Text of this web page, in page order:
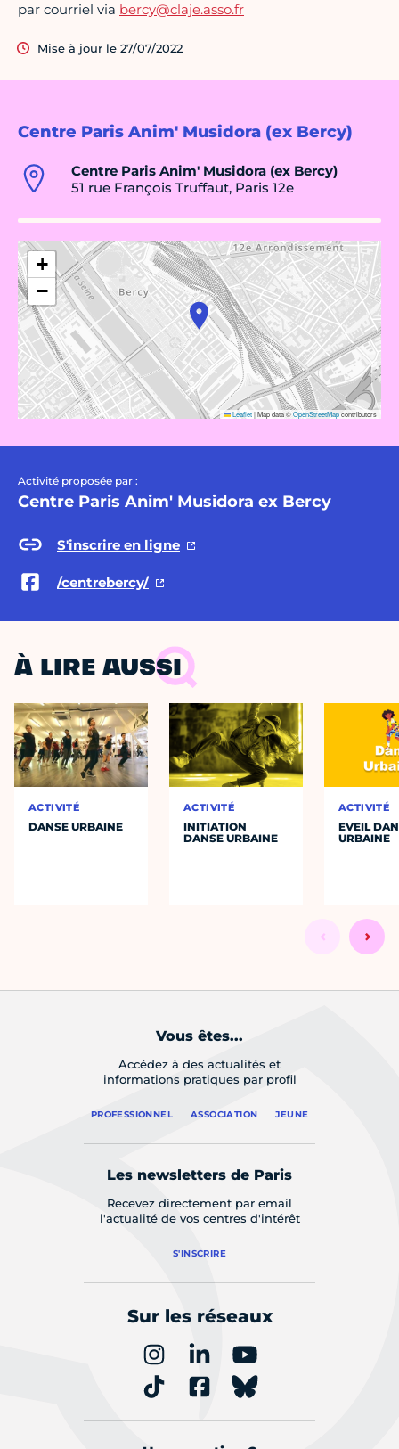
Centre Paris Anim' Musidora (ex Bercy)
Centre Paris Anim' Musidora (ex Bercy)
51 rue François Truffaut, Paris 12e
+
−
Leaflet|Map data ©OpenStreetMapcontributors
Activité proposée par :
Centre Paris Anim' Musidora ex Bercy
S'inscrire en ligne
/centrebercy/
par courriel via bercy@claje.asso.fr
Mise à jour le 27/07/2022
À LIRE AUSSI
ACTIVITÉ
DANSE URBAINE
ACTIVITÉ
INITIATION
DANSE URBAINE
ACTIVITÉ
EVEIL
URBAINE
Vous êtes...
Accédez à des actualités et
informations pratiques par profil
PROFESSIONNEL ASSOCIATION JEUNE
Les newsletters de Paris
Recevez directement par email
l'actualité de vos centres d'intérêt
S'INSCRIRE
Sur les réseaux